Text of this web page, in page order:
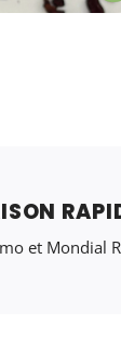
et Mondial